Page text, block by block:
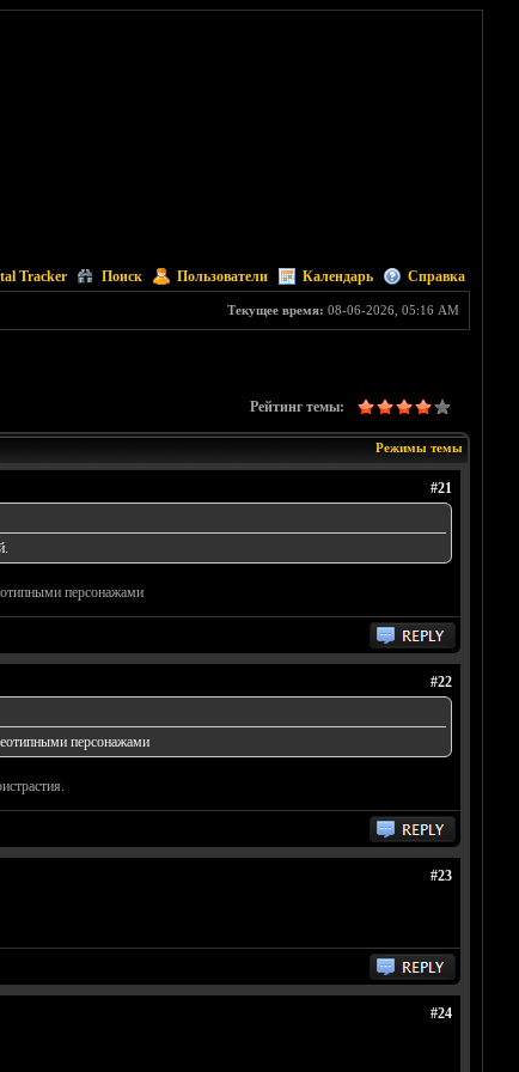
Tracker Поиск Пользователи Календарь Справка
Текущее время: 08-06-2026, 05:16 AM
Рейтинг темы:
Режимы темы
#21
персонажами
#22
персонажами
#23
#24